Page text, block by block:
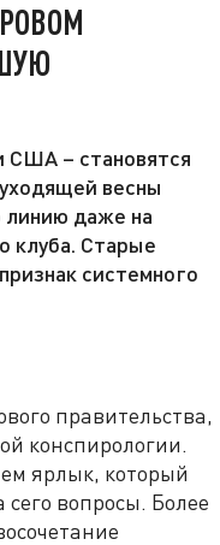
США – становятся
весны
линию даже на
клуба. Старые
системного
правительства,
конспирологии.
ярлык, который
вопросы. Более